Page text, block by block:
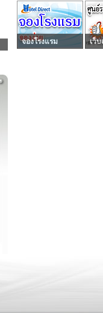
จองโรงแรม เว็บ